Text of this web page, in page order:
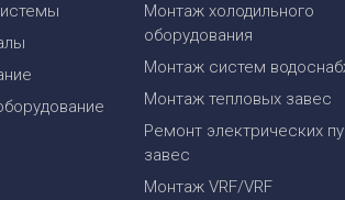
Монтаж холодильного
оборудования
Монтаж систем
Монтаж тепловых завес
Ремонт электрических
завес
Монтаж VRF/VRF